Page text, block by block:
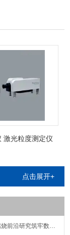
激光粒度测定仪
点击展开+
微纳粒度仪 Winner319喷雾粒度仪为天津大学热力燃烧前沿研究筑牢数据根基